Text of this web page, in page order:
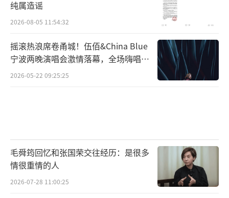
纯属造谣
2026-08-05 11:54:32
摇滚热浪席卷甬城！伍佰&China Blue
宁波两晚演唱会激情落幕，全场嗨唱氛
围炸裂
2026-05-22 09:25:25
毛舜筠回忆和张国荣交往经历：是很多
情很重情的人
2026-07-28 11:00:25